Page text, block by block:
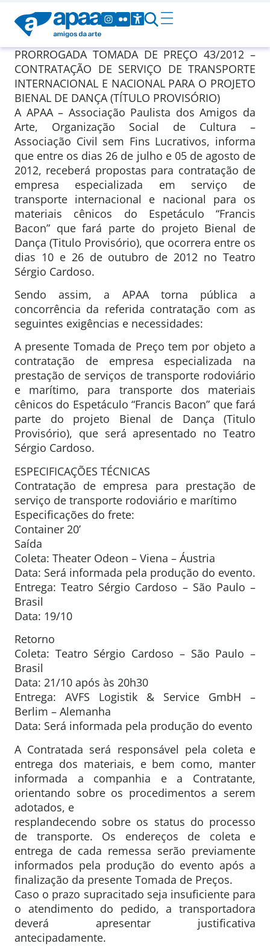
PRORROGADA TOMADA DE PREÇO 43/2012 –
CONTRATAÇÃO DE SERVIÇO DE TRANSPORTE
INTERNACIONAL E NACIONAL PARA O PROJETO
BIENAL DE DANÇA (TÍTULO PROVISÓRIO)
A APAA – Associação Paulista dos Amigos da
Arte, Organização Social de Cultura –
Associação Civil sem Fins Lucrativos, informa
que entre os dias 26 de julho e 05 de agosto de
2012, receberá propostas para contratação de
empresa especializada em serviço de
transporte internacional e nacional para os
materiais cênicos do Espetáculo “Francis
Bacon” que fará parte do projeto Bienal de
Dança (Titulo Provisório), que ocorrera entre os
dias 10 e 26 de outubro de 2012 no Teatro
Sérgio Cardoso.
Sendo assim, a APAA torna pública a
concorrência da referida contratação com as
seguintes exigências e necessidades:
A presente Tomada de Preço tem por objeto a
contratação de empresa especializada na
prestação de serviços de transporte rodoviário
e marítimo, para transporte dos materiais
cênicos do Espetáculo “Francis Bacon” que fará
parte do projeto Bienal de Dança (Titulo
Provisório), que será apresentado no Teatro
Sérgio Cardoso.
ESPECIFICAÇÕES TÉCNICAS
Contratação de empresa para prestação de
serviço de transporte rodoviário e marítimo
Especificações do frete:
Container 20’
Saída
Coleta: Theater Odeon – Viena – Áustria
Data: Será informada pela produção do evento.
Entrega: Teatro Sérgio Cardoso – São Paulo –
Brasil
Data: 19/10
Retorno
Coleta: Teatro Sérgio Cardoso – São Paulo –
Brasil
Data: 21/10 após às 20h30
Entrega: AVFS Logistik & Service GmbH –
Berlim – Alemanha
Data: Será informada pela produção do evento
A Contratada será responsável pela coleta e
entrega dos materiais, e bem como, manter
informada a companhia e a Contratante,
orientando sobre os procedimentos a serem
adotados, e
resplandecendo sobre os status do processo
de transporte. Os endereços de coleta e
entrega de cada remessa serão previamente
informados pela produção do evento após a
finalização da presente Tomada de Preços.
Caso o prazo supracitado seja insuficiente para
o atendimento do pedido, a transportadora
deverá apresentar justificativa
antecipadamente.